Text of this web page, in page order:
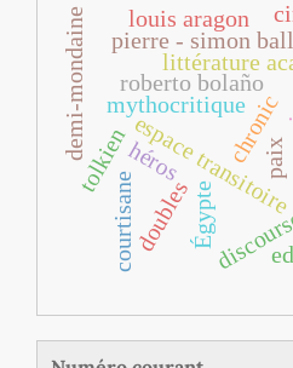
roberto bolaño
chronic
littérature
espace transitoire
doubles
héros
mythocritique
tolkien
courtisane
demi-mondaine
Égypte
pierre ‐ simon
paix
louis aragon